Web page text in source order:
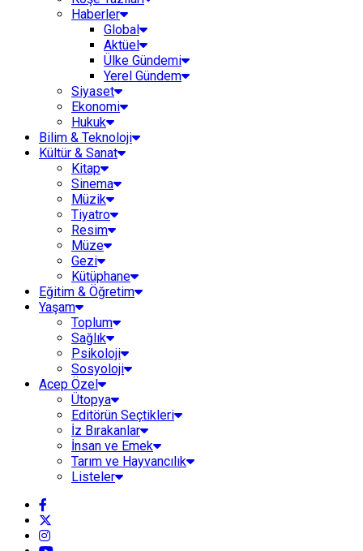
Haberler
Global
Aktüel
Ülke Gündemi
Yerel Gündem
Siyaset
Ekonomi
Hukuk
Bilim & Teknoloji
Kültür & Sanat
Kitap
Sinema
Müzik
Tiyatro
Resim
Müze
Gezi
Kütüphane
Eğitim & Öğretim
Yaşam
Toplum
Sağlık
Psikoloji
Sosyoloji
Acep Özel
Ütopya
Editörün Seçtikleri
İz Bırakanlar
İnsan ve Emek
Tarım ve Hayvancılık
Listeler